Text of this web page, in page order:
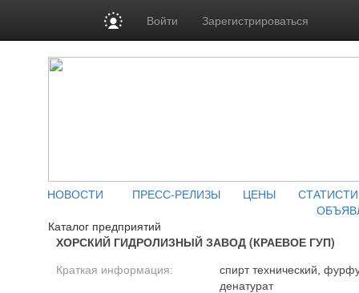
Войти Зарегистрироваться
НОВОСТИ ПРЕСС-РЕЛИЗЫ ЦЕНЫ
Каталог предприятий
ХОРСКИЙ ГИДРОЛИЗНЫЙ ЗАВОД (КРАЕВОЕ ГУП)
Краткая информация:
спирт технический,
денатурат